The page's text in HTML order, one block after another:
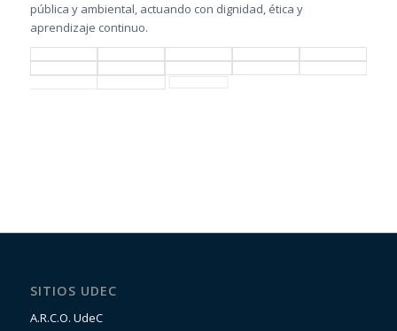
pública y ambiental, actuando con dignidad, ética y
aprendizaje continuo.
SITIOS UDEC
A.R.C.O. UdeC